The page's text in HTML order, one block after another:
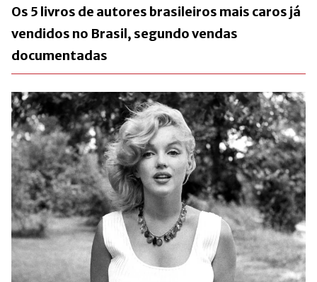
Os 5 livros de autores brasileiros mais caros já
vendidos no Brasil, segundo vendas
documentadas